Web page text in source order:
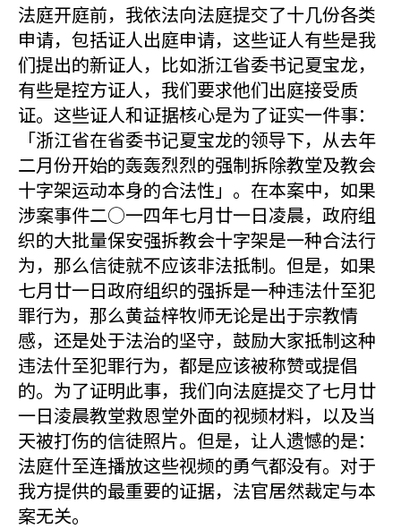
法庭开庭前，我依法向法庭提交了十几份各类
申请，包括证人出庭申请，这些证人有些是我
们提出的新证人，比如浙江省委书记夏宝龙，
有些是控方证人，我们要求他们出庭接受质
证。这些证人和证据核心是为了证实一件事：
「浙江省在省委书记夏宝龙的领导下，从去年
二月份开始的轰轰烈烈的强制拆除教堂及教会
十字架运动本身的合法性」。在本案中，如果
涉案事件二○一四年七月廿一日凌晨，政府组
织的大批量保安强拆教会十字架是一种合法行
为，那么信徒就不应该非法抵制。但是，如果
七月廿一日政府组织的强拆是一种违法什至犯
罪行为，那么黄益梓牧师无论是出于宗教情
感，还是处于法治的坚守，鼓励大家抵制这种
违法什至犯罪行为，都是应该被称赞或提倡
的。为了证明此事，我们向法庭提交了七月廿
一日淩晨教堂救恩堂外面的视频材料，以及当
天被打伤的信徒照片。但是，让人遗憾的是：
法庭什至连播放这些视频的勇气都没有。对于
我方提供的最重要的证据，法官居然裁定与本
案无关。